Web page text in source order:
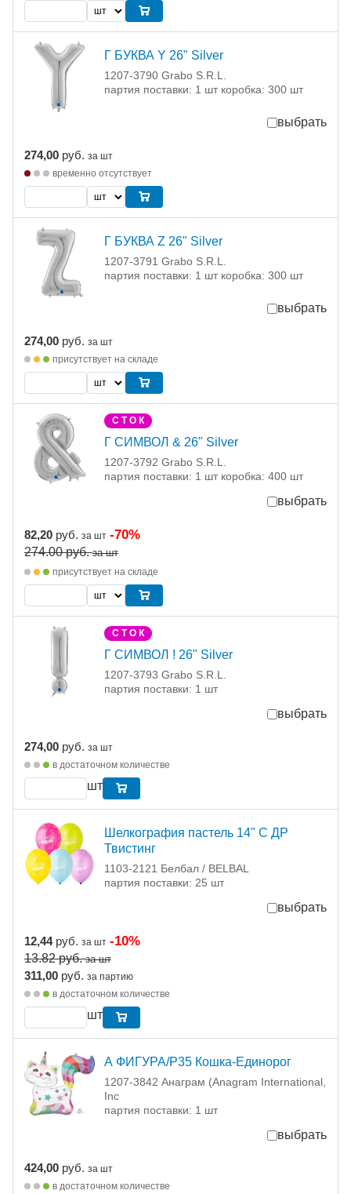
Г БУКВА Y 26" Silver
1207-3790 Grabo S.R.L.
партия поставки: 1 шт коробка: 300 шт
выбрать
274,00 руб. за шт
временно отсутствует
Г БУКВА Z 26" Silver
1207-3791 Grabo S.R.L.
партия поставки: 1 шт коробка: 300 шт
выбрать
274,00 руб. за шт
присутствует на складе
С Т О К
Г СИМВОЛ & 26" Silver
1207-3792 Grabo S.R.L.
партия поставки: 1 шт коробка: 400 шт
выбрать
82,20 руб. за шт -70%
274.00руб. за шт
присутствует на складе
С Т О К
Г СИМВОЛ ! 26" Silver
1207-3793 Grabo S.R.L.
партия поставки: 1 шт
выбрать
274,00 руб. за шт
в достаточном количестве
шт
Шелкография пастель 14" С ДР
Твистинг
1103-2121 Белбал / BELBAL
партия поставки: 25 шт
выбрать
12,44 руб. за шт -10%
13.82руб. за шт
311,00 руб. за партию
в достаточном количестве
шт
А ФИГУРА/P35 Кошка-Единорог
1207-3842 Анаграм (Anagram International,
Inc
партия поставки: 1 шт
выбрать
424,00 руб. за шт
в достаточном количестве